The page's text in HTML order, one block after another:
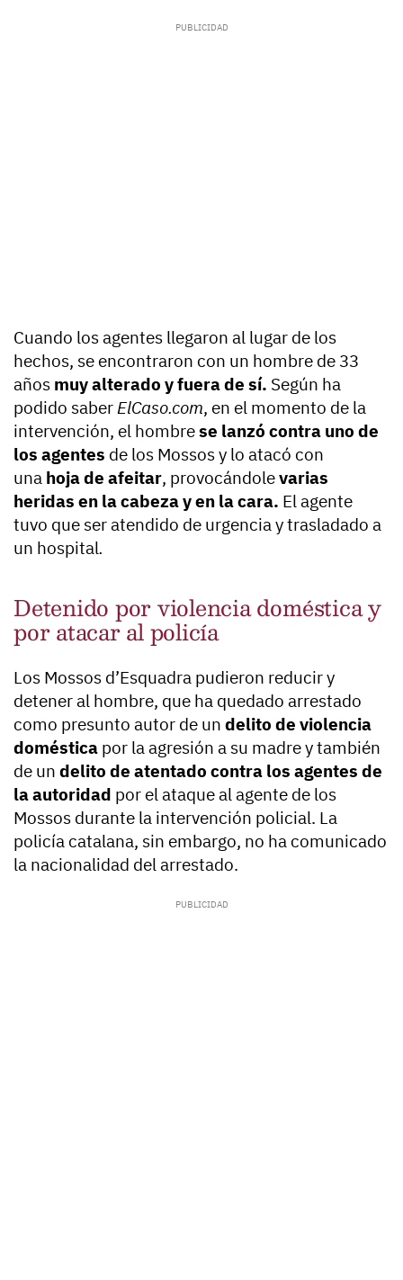
Cuando los agentes llegaron al lugar de los
hechos, se encontraron con un hombre de 33
años muy alterado y fuera de sí. Según ha
podido saberElCaso.com, en el momento de la
intervención, el hombrese lanzó contra uno de
los agentes de los Mossos y lo atacó con
una hoja de afeitar, provocándolevarias
heridas en la cabeza y en la cara. El agente
tuvo que ser atendido de urgencia y trasladado a
un hospital.
Detenido por violencia doméstica y
por atacar al policía
Los Mossos d’Esquadra pudieron reducir y
detener al hombre, que ha quedado arrestado
como presunto autor de un delito de violencia
doméstica por la agresión a su madre y también
de un delito de atentado contra los agentes de
la autoridad por el ataque al agente de los
Mossos durante la intervención policial. La
policía catalana, sin embargo, no ha comunicado
la nacionalidad del arrestado.